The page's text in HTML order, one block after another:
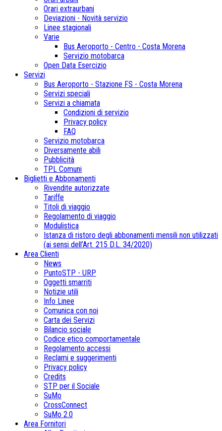
Orari extraurbani
Deviazioni - Novità servizio
Linee stagionali
Varie
Bus Aeroporto - Centro - Costa Morena
Servizio motobarca
Open Data Esercizio
Servizi
Bus Aeroporto - Stazione FS - Costa Morena
Servizi speciali
Servizi a chiamata
Condizioni di servizio
Privacy policy
FAQ
Servizio motobarca
Diversamente abili
Pubblicità
TPL Comuni
Biglietti e Abbonamenti
Rivendite autorizzate
Tariffe
Titoli di viaggio
Regolamento di viaggio
Modulistica
Istanza di ristoro degli abbonamenti mensili non utilizzati
(ai sensi dell’Art. 215 D.L. 34/2020)
Area Clienti
News
PuntoSTP - URP
Oggetti smarriti
Notizie utili
Info Linee
Comunica con noi
Carta dei Servizi
Bilancio sociale
Codice etico comportamentale
Regolamento accessi
Reclami e suggerimenti
Privacy policy
Credits
STP per il Sociale
SuMo
CrossConnect
SuMo 2.0
Area Fornitori